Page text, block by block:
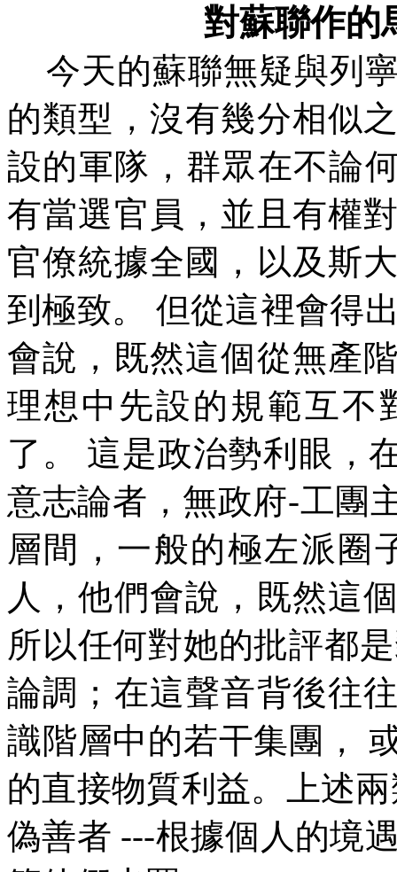
對蘇聯作的
今天的蘇聯無疑與列
的類型，沒有幾分相似
設的軍隊，群眾在不論
有當選官員，並且有權
官僚統據全國，以及斯
到極致。
但從這裡會得
會說，既然這個從無產
理想中先設的規範互不
了。
這是政治勢利眼，
意志論者，無政府-工團
層間，一般的極左派圈
人，他們會說，既然這
所以任何對她的批評都
論調；在這聲音背後往
識階層中的若干集團，
的直接物質利益。上述
偽善者 ---根據個人的境